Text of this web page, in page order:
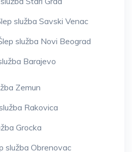
služba Savski Venac
služba Novi Beograd
Barajevo
Zemun
Rakovica
Grocka
služba Obrenovac